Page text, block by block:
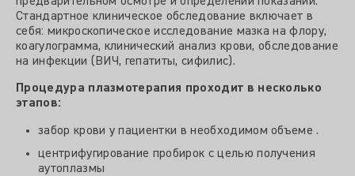
Стандартное клиническое обследование включает в
себя: микроскопическое исследование мазка на флору,
коагулограмма, клинический анализ крови, обследование
на инфекции (ВИЧ, гепатиты, сифилис).
Процедура плазмотерапия проходит в несколько
этапов:
забор крови у пациентки в необходимом объеме .
центрифугирование пробирок с целью получения
аутоплазмы